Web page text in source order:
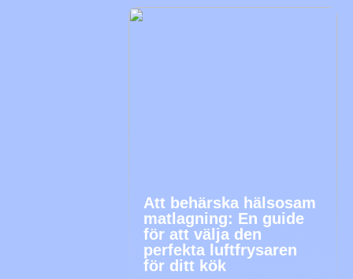
Att behärska hälsosam
matlagning: En guide
för att välja den
perfekta luftfrysaren
för ditt kök